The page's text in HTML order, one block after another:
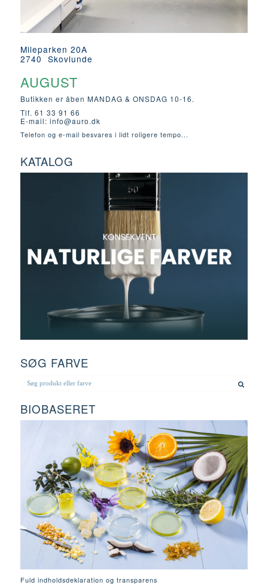
Mileparken 20A
2740 Skovlunde
AUGUST
Butikken er åben MANDAG & ONSDAG 10-16.
Tlf. 61 33 91 66
E-mail: info@auro.dk
Telefon og e-mail besvares i lidt roligere tempo...
KATALOG
SØG FARVE
BIOBASERET
Fuld indholdsdeklaration og transparens